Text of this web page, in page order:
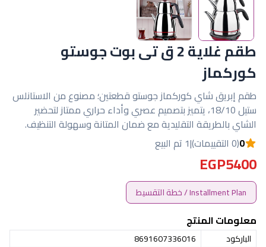
طقم غلاية 2 ق تى بوت جوستو
كوركماز
طقم إبريق شاي كوركماز جوستو قطعتين؛ مصنوع من الاستانلس
ستيل 18/10، يتميز بتصميم عصري وأداء حراري ممتاز لتحضير
الشاي بالطريقة التقليدية مع ضمان المتانة وسهولة التنظيف.
0(0 التقييمات) |1 تم البيع
EGP5400
Installment Plan / خطة التقسيط
معلومات المنتج
الباركود
8691607336016